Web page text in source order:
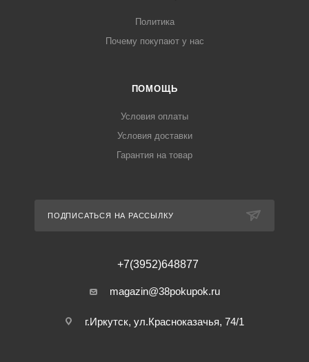
Политика
Почему покупают у нас
ПОМОЩЬ
Условия оплаты
Условия доставки
Гарантия на товар
ПОДПИСАТЬСЯ НА РАССЫЛКУ
+7(3952)648877
magazin@38pokupok.ru
г.Иркутск, ул.Красноказачья, 74/1